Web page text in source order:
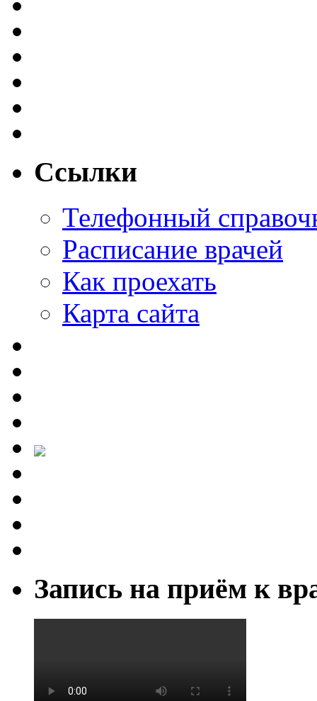
Ссылки
Телефонный
Расписание врачей
Как проехать
Карта сайта
Запись на приём к